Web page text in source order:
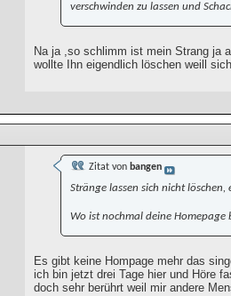
verschwinden zu lassen und
Na ja ,so schlimm ist mein Strang ja
wollte Ihn eigendlich löschen weill
Zitat von bangen
Stränge lassen sich nicht
Wo ist nochmal deine Homepage
Es gibt keine Hompage mehr das
ich bin jetzt drei Tage hier und Höre
doch sehr berührt weil mir andere